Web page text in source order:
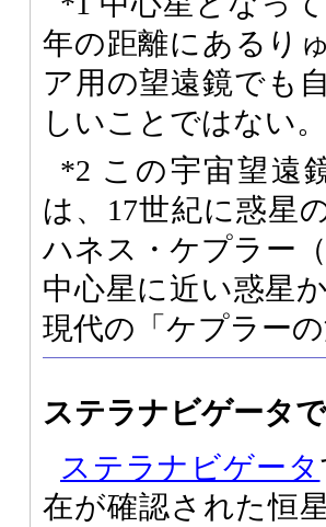
年の距離にあるり
ア用の望遠鏡でも
しいことではない。
*2 この宇宙望遠
は、17世紀に惑星
ハネス・ケプラー
中心星に近い惑星
現代の「ケプラー
ステラナビゲータ
ステラナビゲータ
在が確認された恒